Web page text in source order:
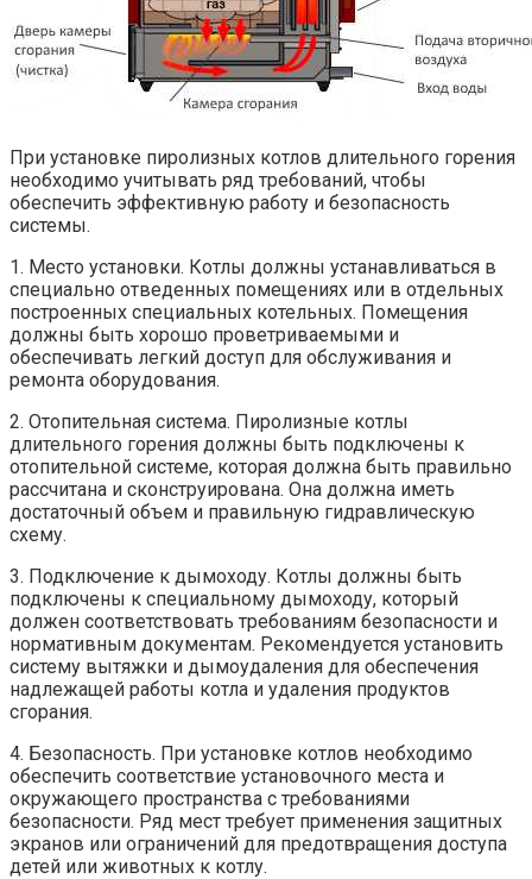
При установке пиролизных котлов длительного горения
необходимо учитывать ряд требований, чтобы
обеспечить эффективную работу и безопасность
системы.
1. Место установки. Котлы должны устанавливаться в
специально отведенных помещениях или в отдельных
построенных специальных котельных. Помещения
должны быть хорошо проветриваемыми и
обеспечивать легкий доступ для обслуживания и
ремонта оборудования.
2. Отопительная система. Пиролизные котлы
длительного горения должны быть подключены к
отопительной системе, которая должна быть правильно
рассчитана и сконструирована. Она должна иметь
достаточный объем и правильную гидравлическую
схему.
3. Подключение к дымоходу. Котлы должны быть
подключены к специальному дымоходу, который
должен соответствовать требованиям безопасности и
нормативным документам. Рекомендуется установить
систему вытяжки и дымоудаления для обеспечения
надлежащей работы котла и удаления продуктов
сгорания.
4. Безопасность. При установке котлов необходимо
обеспечить соответствие установочного места и
окружающего пространства с требованиями
безопасности. Ряд мест требует применения защитных
экранов или ограничений для предотвращения доступа
детей или животных к котлу.